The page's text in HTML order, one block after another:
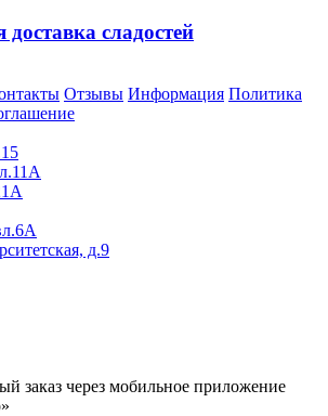
сладостей
Отзывы Информация Политика
д.9
заказ через мобильное приложение